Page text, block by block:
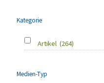
Kategorie
Artikel (264)
Medien-Typ